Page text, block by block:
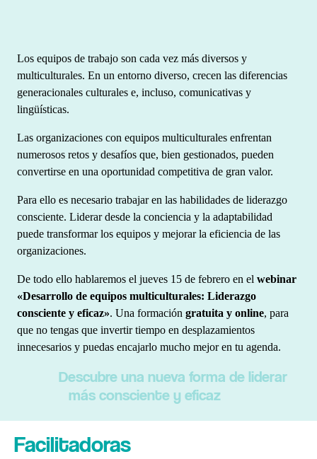
Los equipos de trabajo son cada vez más diversos y
multiculturales. En un entorno diverso, crecen las diferencias
generacionales culturales e, incluso, comunicativas y
lingüísticas.
Las organizaciones con equipos multiculturales enfrentan
numerosos retos y desafíos que, bien gestionados, pueden
convertirse en una oportunidad competitiva de gran valor.
Para ello es necesario trabajar en las habilidades de liderazgo
consciente. Liderar desde la conciencia y la adaptabilidad
puede transformar los equipos y mejorar la eficiencia de las
organizaciones.
De todo ello hablaremos el jueves 15 de febrero en el webinar
«Desarrollo de equipos multiculturales: Liderazgo
consciente y eficaz». Una formación gratuita y online, para
que no tengas que invertir tiempo en desplazamientos
innecesarios y puedas encajarlo mucho mejor en tu agenda.
Descubre una nueva forma de liderar
más consciente y eficaz
Facilitadoras